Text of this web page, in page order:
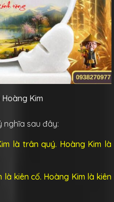
Kim
nghĩa sau đây:
là trân quý. Hoàng Kim là
kiên cố. Hoàng Kim là kiên